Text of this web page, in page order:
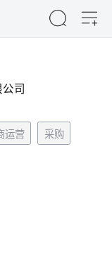
司
运营 采购